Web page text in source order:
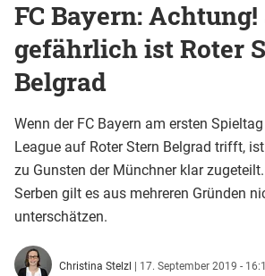
FC Bayern: Achtung!
gefährlich ist Roter
Belgrad
Wenn der FC Bayern am ersten
League auf Roter Stern Belgrad trifft,
zu Gunsten der Münchner klar
Serben gilt es aus mehreren Gründen
unterschätzen.
Christina Stelzl | 17. September 2019 -